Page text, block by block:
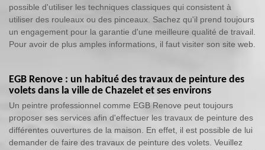
possible d'utiliser les techniques classiques qui consistent à
utiliser des rouleaux ou des pinceaux. Sachez qu'il prend toujours
un engagement pour la garantie d'une meilleure qualité de travail.
Pour avoir de plus amples informations, il faut visiter son site web.
EGB Renove : un habitué des travaux de peinture des
volets dans la ville de Chazelet et ses environs
Un peintre professionnel comme EGB Renove peut toujours
proposer ses services afin d'effectuer les travaux de peinture des
différentes ouvertures de la maison. En effet, il est possible de lui
demander de faire des travaux de peinture des volets. Veuillez